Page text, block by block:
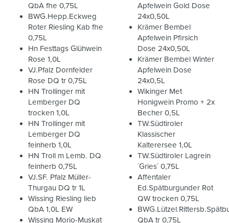
QbA fhe 0,75L
BWG.Hepp.Eckweg
Roter Riesling Kab fhe
0,75L
Hn Festtags Glühwein
Rose 1,0L
VJ.Pfalz Dornfelder
Rose DQ tr 0,75L
HN Trollinger mit
Lemberger DQ
trocken 1,0L
HN Trollinger mit
Lemberger DQ
feinherb 1,0L
HN Troll m Lemb. DQ
feinherb 0,75L
VJ.SF. Pfalz Müller-
Thurgau DQ tr 1L
Wissing Riesling lieb
QbA 1,0L EW
Wissing Morio-Muskat
Apfelwein Gold Dose
24x0,50L
Krämer Bembel
Apfelwein Pfirsich
Dose 24x0,50L
Krämer Bembel Winter
Apfelwein Dose
24x0,5L
Wikinger Met
Honigwein Promo + 2x
Becher 0,5L
TW.Südtiroler
Klassischer
Kalterersee 1,0L
TW.Südtiroler Lagrein
´Gries´ 0,75L
Affentaler
Ed.Spätburgunder Rot
QW trocken 0,75L
QbA tr 0,75L